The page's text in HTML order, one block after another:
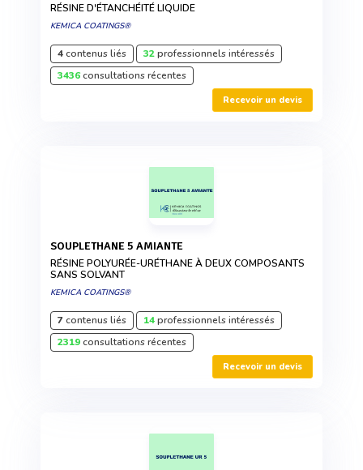
RÉSINE D'ÉTANCHÉITÉ LIQUIDE
KEMICA COATINGS®
4contenus liés 32professionnels intéressés
3436consultations récentes
Recevoir un devis
SOUPLETHANE 5 AMIANTE
RÉSINE POLYURÉE-URÉTHANE À DEUX COMPOSANTS
SANS SOLVANT
KEMICA COATINGS®
7contenus liés 14professionnels intéressés
2319consultations récentes
Recevoir un devis